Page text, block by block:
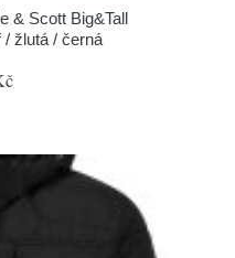
& Scott Big&Tall
žlutá / černá